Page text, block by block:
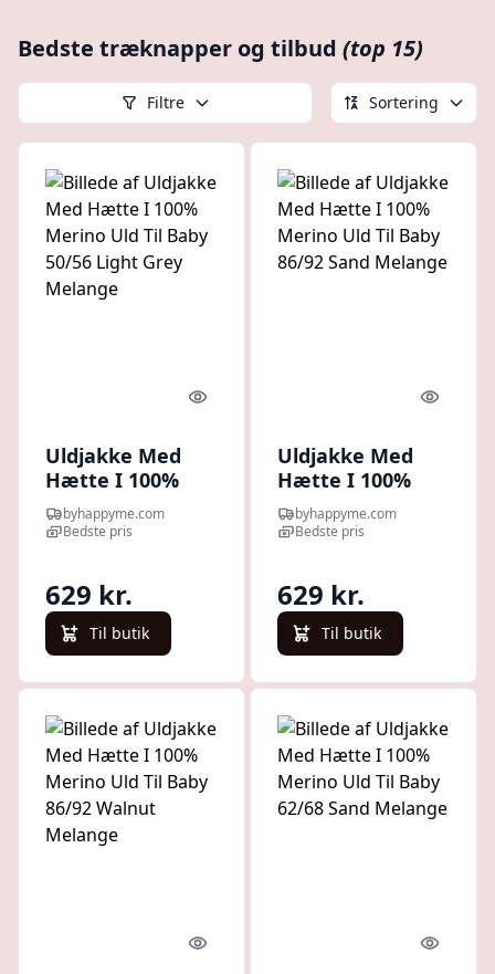
Bedste træknapper og tilbud (top 15)
Filtre Sortering
Quick look
Uldjakke Med
Hætte I 100%
Merino Uld Til
Baby 50/56 Light
byhappyme.com
Bedste pris
629 kr.
Til butik
Quick
Uldjakke Med
Hætte I 100%
Merino Uld Til
Baby 86/92 Sand
byhappyme.com
Bedste pris
629 kr.
Til butik
Quick look Quick